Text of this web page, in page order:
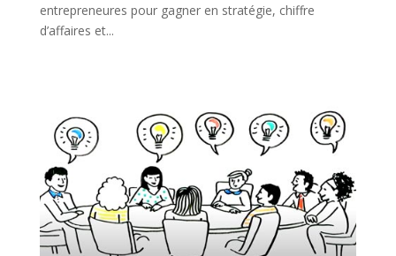
entrepreneures pour gagner en stratégie, chiffre
d’affaires et...